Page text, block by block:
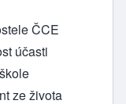
ČCE
účasti
ze života